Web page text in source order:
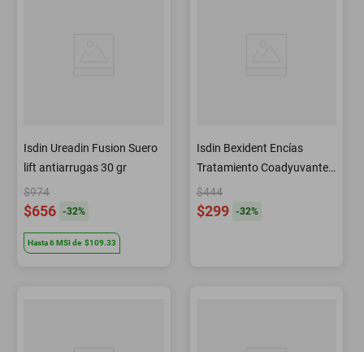
Isdin Ureadin Fusion Suero
lift antiarrugas 30 gr
$974
$656 -32%
Hasta6MSIde $109.33
Isdin Bexident Encías
Tratamiento Coadyuvante
Gel Dentífrico Antiséptico y
Reparador 75 ml
$444
$299 -32%